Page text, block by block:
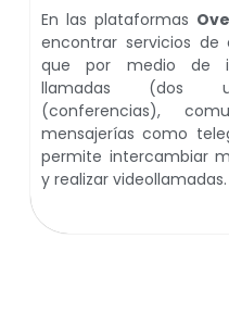
En las plataformas
encontrar servicios de
que por medio de
llamadas (dos
(conferencias),
mensajerías como
permite intercambiar
y realizar videollamadas.